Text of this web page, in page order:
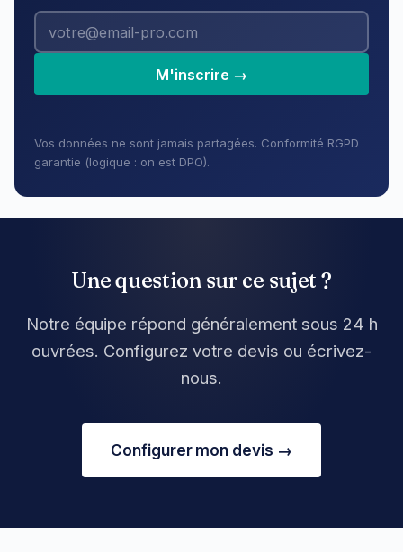
M'inscrire →
Vos données ne sont jamais partagées. Conformité RGPD
garantie (logique : on est DPO).
Une question sur ce sujet ?
Notre équipe répond généralement sous 24 h
ouvrées. Configurez votre devis ou écrivez-
nous.
Configurer mon devis →